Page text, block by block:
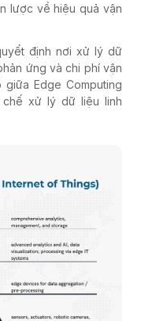
lược về hiệu quả vận
định nơi xử lý dữ
ứng và chi phí vận
Edge Computing
chế xử lý dữ liệu linh